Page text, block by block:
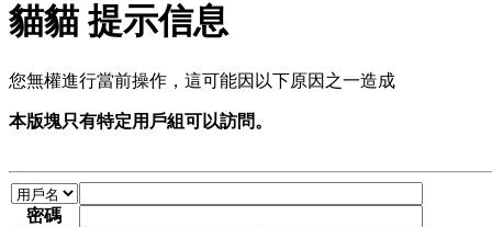
貓貓 提示信息
您無權進行當前操作，這可能因以下原因之一造成
本版塊只有特定用戶組可以訪問。
密碼